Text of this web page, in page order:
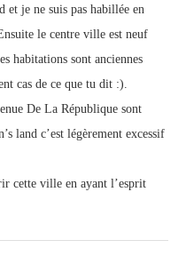
et je ne suis pas habillée en
le centre ville est neuf
habitations sont anciennes
cas de ce que tu dit :).
De La République sont
land c’est légèrement excessif
cette ville en ayant l’esprit